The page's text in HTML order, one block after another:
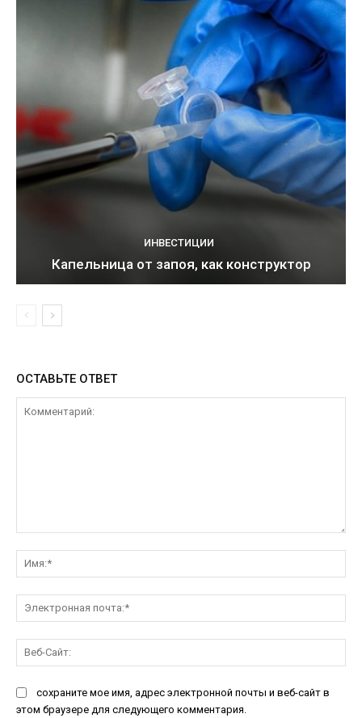
ИНВЕСТИЦИИ
Капельница от запоя, как конструктор
ОСТАВЬТЕ ОТВЕТ
сохраните мое имя, адрес электронной почты и веб-сайт в
этом браузере для следующего комментария.